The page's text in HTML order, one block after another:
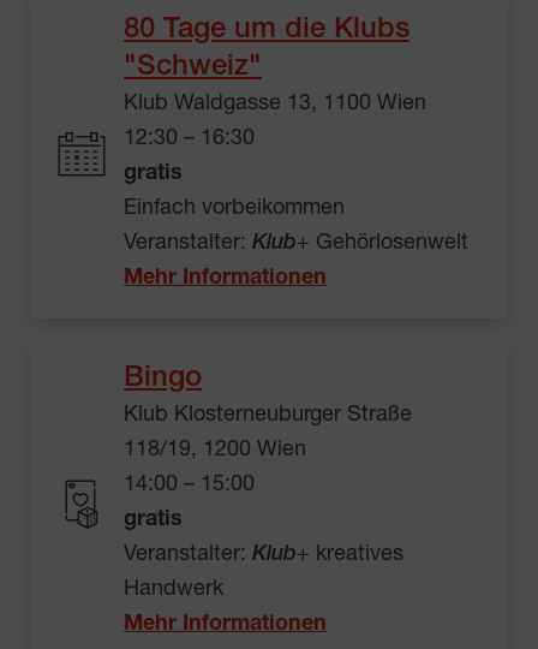
80 Tage um die Klubs
"Schweiz"
Klub Waldgasse 13, 1100 Wien
12:30 – 16:30
gratis
Einfach vorbeikommen
Veranstalter: Klub+ Gehörlosenwelt
Mehr Informationen
Bingo
Klub Klosterneuburger Straße
118/19, 1200 Wien
14:00 – 15:00
gratis
Veranstalter: Klub+ kreatives
Handwerk
Mehr Informationen